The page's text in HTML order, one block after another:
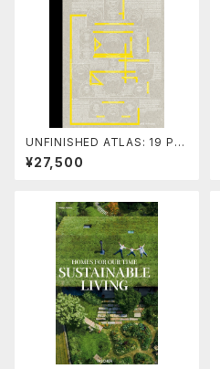
UNFINISHED ATLAS: 19 PR
OJECTS BY MANUEL HERZ
ARCHITECTS
¥27,500